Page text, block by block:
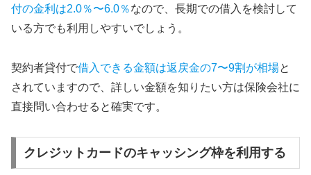
付の金利は2.0％〜6.0％なので、長期での借入を検討して
いる方でも利用しやすいでしょう。
契約者貸付で借入できる金額は返戻金の7〜9割が相場と
されていますので、詳しい金額を知りたい方は保険会社に
直接問い合わせると確実です。
クレジットカードのキャッシング枠を利用する